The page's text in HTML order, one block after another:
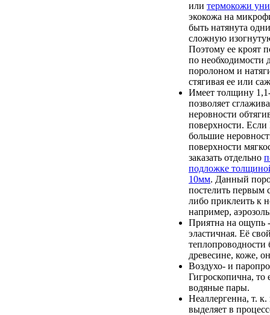
или термокожи
экокожа на
быть натянута
сложную
Поэтому ее кроят
по необходимости
поролоном и
стягивая ее или
Имеет толщину
позволяет
неровности
поверхности.
большие
поверхности
заказать отдельно
подложке
10мм. Данный
постелить первым
либо приклеить к
например,
Приятна на ощупь
эластичная. Её
теплопроводности
древесине, коже,
Воздухо- и
Гигроскопична, то
водяные пары.
Неаллергенна, т. к.
выделяет в